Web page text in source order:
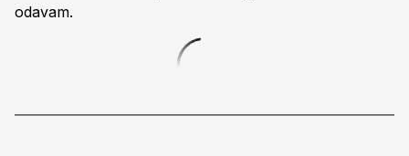
odavam.